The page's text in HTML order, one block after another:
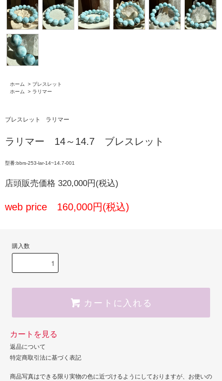
ホーム > ブレスレット
ホーム
> ラリマー
ブレスレット ラリマー
ラリマー 14～14.7 ブレスレット
型番:bbrs-253-lar-14~14.7-001
店頭販売価格 320,000円(税込)
web price 160,000円(税込)
購入数
カートに入れる
カートを見る
返品について
特定商取引法に基づく表記
商品写真はできる限り実物の色に近づけるようにしておりますが、お使いの